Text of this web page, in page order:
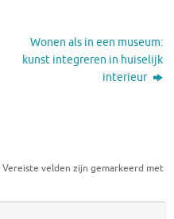
Wonen als in een museum:
kunst integreren in huiselijk
interieur
Vereiste velden zijn gemarkeerd met